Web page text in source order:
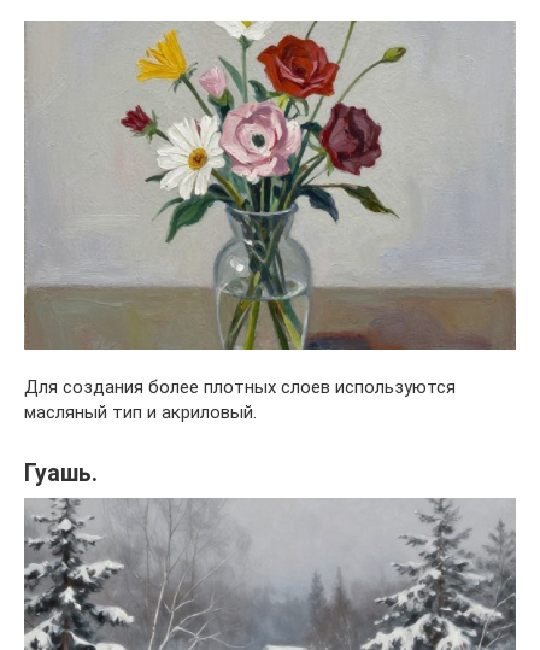
Для создания более плотных слоев используются
масляный тип и акриловый.
Гуашь.